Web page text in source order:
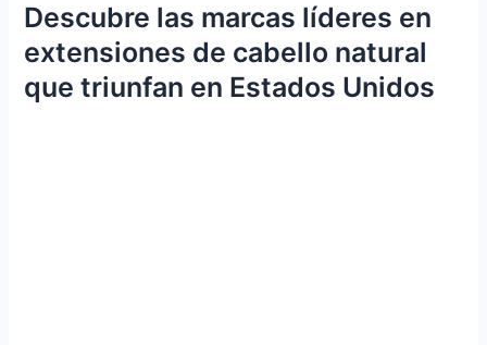
Descubre las marcas líderes en
extensiones de cabello natural
que triunfan en Estados Unidos